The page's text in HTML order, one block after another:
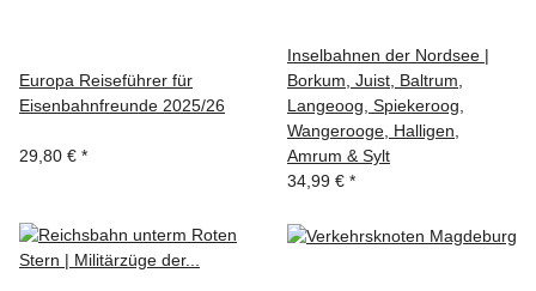
Europa Reiseführer für
Eisenbahnfreunde 2025/26
29,80 € *
Inselbahnen der Nordsee |
Borkum, Juist, Baltrum,
Langeoog, Spiekeroog,
Wangerooge, Halligen,
Amrum & Sylt
34,99 € *